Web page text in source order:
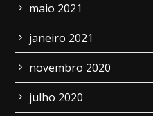
maio 2021
janeiro 2021
novembro 2020
julho 2020